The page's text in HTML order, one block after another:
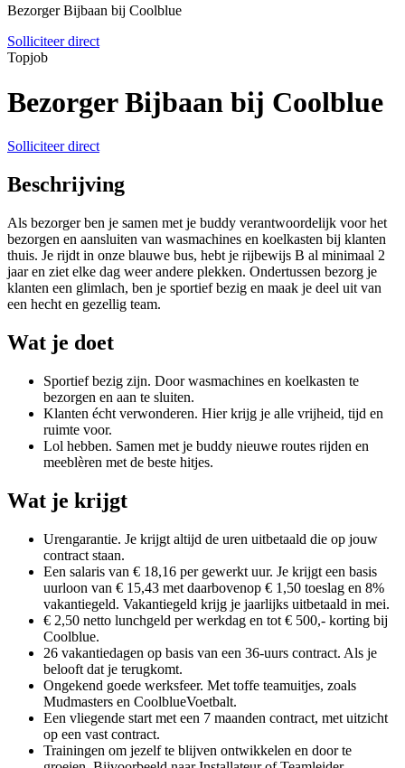
Bezorger Bijbaan bij Coolblue
Solliciteer direct
Topjob
Bezorger Bijbaan bij Coolblue
Solliciteer direct
Beschrijving
Als bezorger ben je samen met je buddy verantwoordelijk voor het
bezorgen en aansluiten van wasmachines en koelkasten bij klanten
thuis. Je rijdt in onze blauwe bus, hebt je rijbewijs B al minimaal 2
jaar en ziet elke dag weer andere plekken. Ondertussen bezorg je
klanten een glimlach, ben je sportief bezig en maak je deel uit van
een hecht en gezellig team.
Wat je doet
Sportief bezig zijn. Door wasmachines en koelkasten te
bezorgen en aan te sluiten.
Klanten écht verwonderen. Hier krijg je alle vrijheid, tijd en
ruimte voor.
Lol hebben. Samen met je buddy nieuwe routes rijden en
meeblèren met de beste hitjes.
Wat je krijgt
Urengarantie. Je krijgt altijd de uren uitbetaald die op jouw
contract staan.
Een salaris van € 18,16 per gewerkt uur. Je krijgt een basis
uurloon van € 15,43 met daarbovenop € 1,50 toeslag en 8%
vakantiegeld. Vakantiegeld krijg je jaarlijks uitbetaald in mei.
€ 2,50 netto lunchgeld per werkdag en tot € 500,- korting bij
Coolblue.
26 vakantiedagen op basis van een 36-uurs contract. Als je
belooft dat je terugkomt.
Ongekend goede werksfeer. Met toffe teamuitjes, zoals
Mudmasters en CoolblueVoetbalt.
Een vliegende start met een 7 maanden contract, met uitzicht
op een vast contract.
Trainingen om jezelf te blijven ontwikkelen en door te